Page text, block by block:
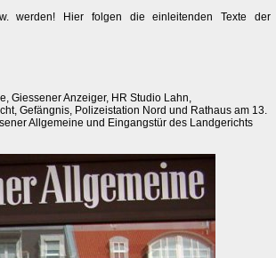
werden! Hier folgen die einleitenden Texte der
Giessener Anzeiger, HR Studio Lahn,
Gefängnis, Polizeistation Nord und Rathaus am 13.
Allgemeine und Eingangstür des Landgerichts